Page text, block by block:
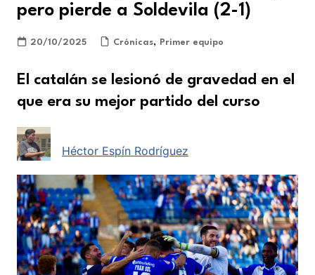
pero pierde a Soldevila (2-1)
20/10/2025 Crónicas, Primer equipo
El catalán se lesionó de gravedad en el
que era su mejor partido del curso
Héctor Espín Rodríguez